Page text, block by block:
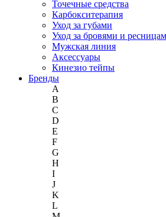
Точечные средства
Карбокситерапия
Уход за губами
Уход за бровями и
Мужская линия
Аксессуары
Кинезио тейпы
Бренды
A
B
C
D
E
F
G
H
I
J
K
L